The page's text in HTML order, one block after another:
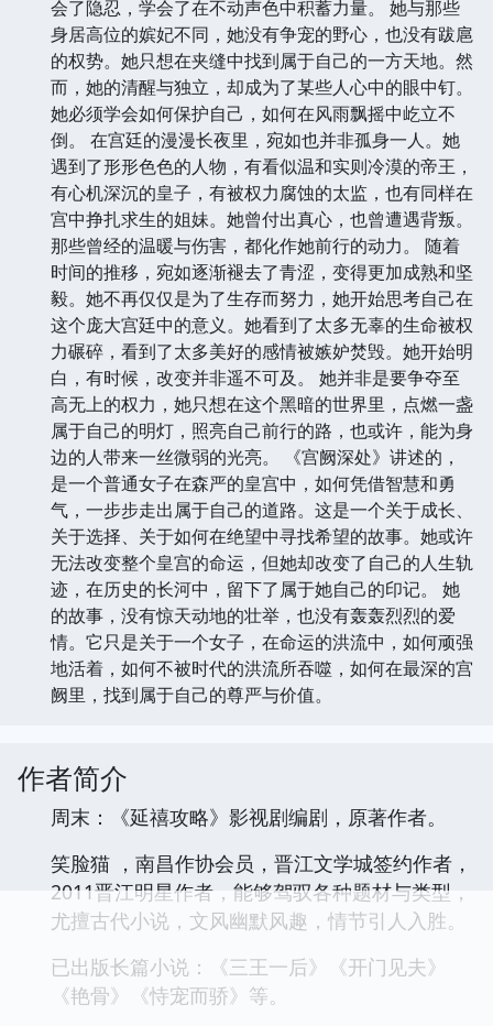
会了隐忍，学会了在不动声色中积蓄力量。 她与那些
身居高位的嫔妃不同，她没有争宠的野心，也没有跋扈
的权势。她只想在夹缝中找到属于自己的一方天地。然
而，她的清醒与独立，却成为了某些人心中的眼中钉。
她必须学会如何保护自己，如何在风雨飘摇中屹立不
倒。 在宫廷的漫漫长夜里，宛如也并非孤身一人。她
遇到了形形色色的人物，有看似温和实则冷漠的帝王，
有心机深沉的皇子，有被权力腐蚀的太监，也有同样在
宫中挣扎求生的姐妹。她曾付出真心，也曾遭遇背叛。
那些曾经的温暖与伤害，都化作她前行的动力。 随着
时间的推移，宛如逐渐褪去了青涩，变得更加成熟和坚
毅。她不再仅仅是为了生存而努力，她开始思考自己在
这个庞大宫廷中的意义。她看到了太多无辜的生命被权
力碾碎，看到了太多美好的感情被嫉妒焚毁。她开始明
白，有时候，改变并非遥不可及。 她并非是要争夺至
高无上的权力，她只想在这个黑暗的世界里，点燃一盏
属于自己的明灯，照亮自己前行的路，也或许，能为身
边的人带来一丝微弱的光亮。 《宫阙深处》讲述的，
是一个普通女子在森严的皇宫中，如何凭借智慧和勇
气，一步步走出属于自己的道路。这是一个关于成长、
关于选择、关于如何在绝望中寻找希望的故事。她或许
无法改变整个皇宫的命运，但她却改变了自己的人生轨
迹，在历史的长河中，留下了属于她自己的印记。 她
的故事，没有惊天动地的壮举，也没有轰轰烈烈的爱
情。它只是关于一个女子，在命运的洪流中，如何顽强
地活着，如何不被时代的洪流所吞噬，如何在最深的宫
阙里，找到属于自己的尊严与价值。
作者简介
周末：《延禧攻略》影视剧编剧，原著作者。
笑脸猫 ，南昌作协会员，晋江文学城签约作者，
2011晋江明星作者，能够驾驭各种题材与类型，
尤擅古代小说，文风幽默风趣，情节引人入胜。
已出版长篇小说：《三王一后》《开门见夫》
《艳骨》《恃宠而骄》等。